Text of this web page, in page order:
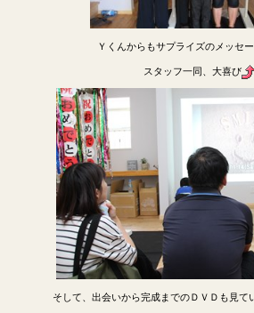
Ｙくんからもサプライズのメッセー
スタッフ一同、大喜び
そして、出会いから完成までのＤＶＤも見て